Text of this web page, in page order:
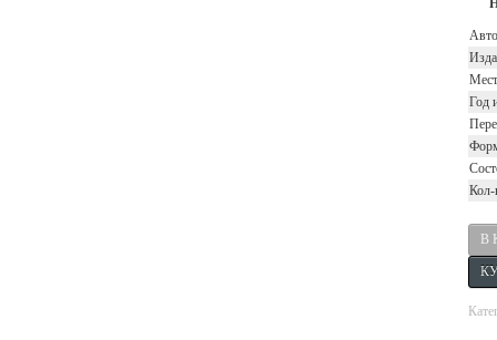
Год
Кол-